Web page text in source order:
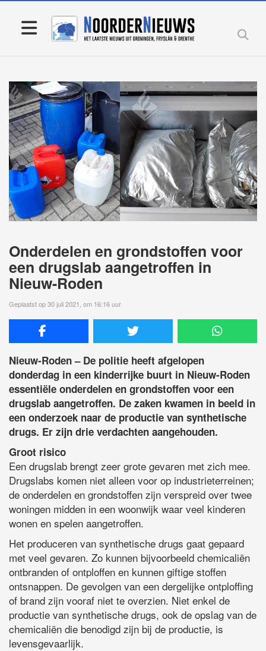
Onderdelen en grondstoffen voor
een drugslab aangetroffen in
Nieuw-Roden
Geplaatst op 30 juli 2021, om 16:16 uur
Nieuw-Roden – De politie heeft afgelopen
donderdag in een kinderrijke buurt in Nieuw-Roden
essentiële onderdelen en grondstoffen voor een
drugslab aangetroffen. De zaken kwamen in beeld in
een onderzoek naar de productie van synthetische
drugs. Er zijn drie verdachten aangehouden.
Groot risico
Een drugslab brengt zeer grote gevaren met zich mee.
Drugslabs komen niet alleen voor op industrieterreinen;
de onderdelen en grondstoffen zijn verspreid over twee
woningen midden in een woonwijk waar veel kinderen
wonen en spelen aangetroffen.
Het produceren van synthetische drugs gaat gepaard
met veel gevaren. Zo kunnen bijvoorbeeld chemicaliën
ontbranden of ontploffen en kunnen giftige stoffen
ontsnappen. De gevolgen van een dergelijke ontploffing
of brand zijn vooraf niet te overzien. Niet enkel de
productie van synthetische drugs, ook de opslag van de
chemicaliën die benodigd zijn bij de productie, is
levensgevaarlijk.